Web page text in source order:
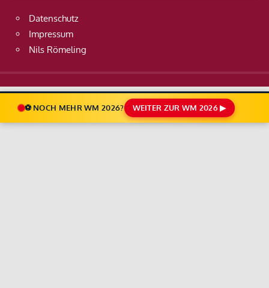
Datenschutz
Impressum
Nils Römeling
⚽ NOCH MEHR WM 2026? WEITER ZUR WM 2026 ▶